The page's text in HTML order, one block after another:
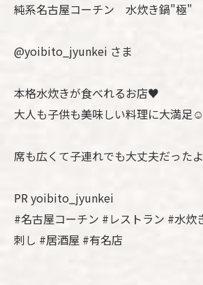
純系名古屋コーチン 水炊き鍋"極"
@yoibito_jyunkei さま
本格水炊きが食べれるお店♥️
大人も子供も美味しい料理に大満足☺️
席も広くて子連れでも大丈夫だった
PR yoibito_jyunkei
#名古屋コーチン #レストラン #水炊
刺し #居酒屋 #有名店